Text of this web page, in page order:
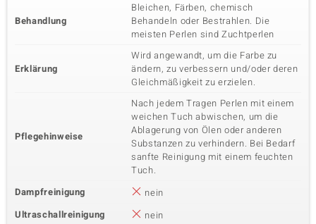
Behandlung
Bleichen, Färben, chemisch
Behandeln oder Bestrahlen. Die
meisten Perlen sind Zuchtperlen
Erklärung
Wird angewandt, um die Farbe zu
ändern, zu verbessern und/oder deren
Gleichmäßigkeit zu erzielen.
Pflegehinweise
Nach jedem Tragen Perlen mit einem
weichen Tuch abwischen, um die
Ablagerung von Ölen oder anderen
Substanzen zu verhindern. Bei Bedarf
sanfte Reinigung mit einem feuchten
Tuch.
Dampfreinigung
nein
Ultraschallreinigung
nein